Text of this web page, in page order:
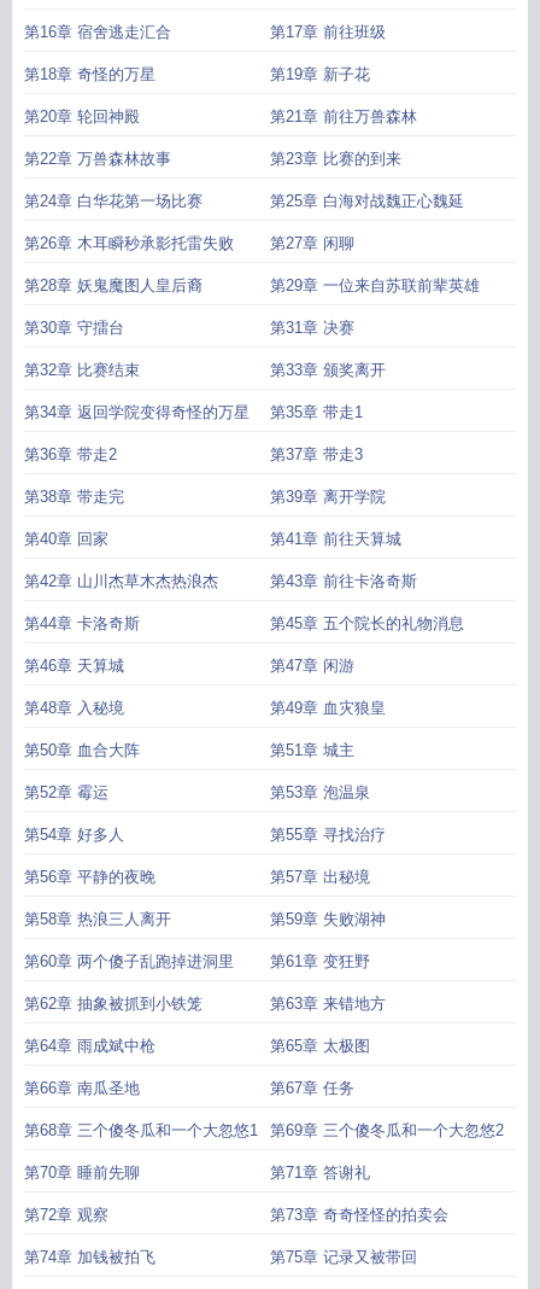
第16章 宿舍逃走汇合 第17章 前往班级
第18章 奇怪的万星 第19章 新子花
第20章 轮回神殿 第21章 前往万兽森林
第22章 万兽森林故事 第23章 比赛的到来
第24章 白华花第一场比赛 第25章 白海对战魏正心魏延
第26章 木耳瞬秒承影托雷失败 第27章 闲聊
第28章 妖鬼魔图人皇后裔 第29章 一位来自苏联前辈英雄
第30章 守擂台 第31章 决赛
第32章 比赛结束 第33章 颁奖离开
第34章 返回学院变得奇怪的万星 第35章 带走1
第36章 带走2 第37章 带走3
第38章 带走完 第39章 离开学院
第40章 回家 第41章 前往天算城
第42章 山川杰草木杰热浪杰 第43章 前往卡洛奇斯
第44章 卡洛奇斯 第45章 五个院长的礼物消息
第46章 天算城 第47章 闲游
第48章 入秘境 第49章 血灾狼皇
第50章 血合大阵 第51章 城主
第52章 霉运 第53章 泡温泉
第54章 好多人 第55章 寻找治疗
第56章 平静的夜晚 第57章 出秘境
第58章 热浪三人离开 第59章 失败湖神
第60章 两个傻子乱跑掉进洞里 第61章 变狂野
第62章 抽象被抓到小铁笼 第63章 来错地方
第64章 雨成斌中枪 第65章 太极图
第66章 南瓜圣地 第67章 任务
第68章 三个傻冬瓜和一个大忽悠1 第69章 三个傻冬瓜和一个大忽悠2
第70章 睡前先聊 第71章 答谢礼
第72章 观察 第73章 奇奇怪怪的拍卖会
第74章 加钱被拍飞 第75章 记录又被带回